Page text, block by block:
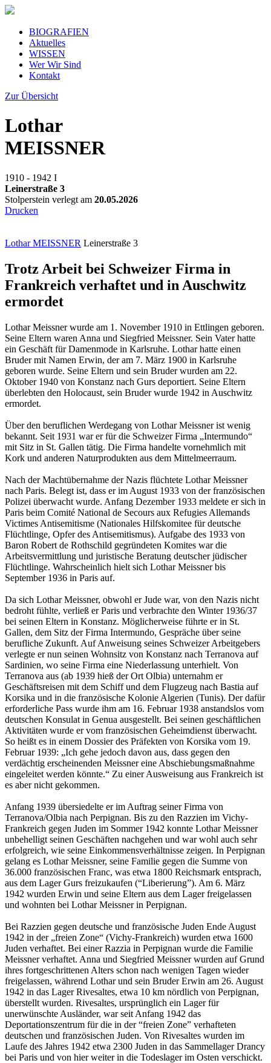
BIOGRAFIEN
Aktuelles
WISSEN
Wer Wir Sind
Kontakt
Zur Übersicht
Lothar
MEISSNER
1910 - 1942 I
Leinerstraße 3
Stolperstein verlegt am 20.05.2026
Drucken
Lothar MEISSNER Leinerstraße 3
Trotz Arbeit bei Schweizer Firma in
Frankreich verhaftet und in Auschwitz
ermordet
Lothar Meissner wurde am 1. November 1910 in Ettlingen geboren.
Seine Eltern waren Anna und Siegfried Meissner. Sein Vater hatte
ein Geschäft für Damenmode in Karlsruhe. Lothar hatte einen
Bruder mit Namen Erwin, der am 7. März 1900 in Karlsruhe
geboren wurde. Seine Eltern und sein Bruder wurden am 22.
Oktober 1940 von Konstanz nach Gurs deportiert. Seine Eltern
überlebten den Holocaust, sein Bruder wurde 1942 in Auschwitz
ermordet.
Über den beruflichen Werdegang von Lothar Meissner ist wenig
bekannt. Seit 1931 war er für die Schweizer Firma „Intermundo“
mit Sitz in St. Gallen tätig. Die Firma handelte vornehmlich mit
Kork und anderen Naturprodukten aus dem Mittelmeerraum.
Nach der Machtübernahme der Nazis flüchtete Lothar Meissner
nach Paris. Belegt ist, dass er im August 1933 von der französischen
Polizei überwacht wurde. Anfang Dezember 1933 meldete er sich in
Paris beim Comité National de Secours aux Refugies Allemands
Victimes Antisemitisme (Nationales Hilfskomitee für deutsche
Flüchtlinge, Opfer des Antisemitismus). Aufgabe des 1933 von
Baron Robert de Rothschild gegründeten Komites war die
Arbeitsvermittlung und juristische Beratung deutscher jüdischer
Flüchtlinge. Wahrscheinlich hielt sich Lothar Meissner bis
September 1936 in Paris auf.
Da sich Lothar Meissner, obwohl er Jude war, von den Nazis nicht
bedroht fühlte, verließ er Paris und verbrachte den Winter 1936/37
bei seinen Eltern in Konstanz. Möglicherweise führte er in St.
Gallen, dem Sitz der Firma Intermundo, Gespräche über seine
berufliche Zukunft. Auf Anweisung seines Schweizer Arbeitgebers
verlegte er nun seinen Wohnsitz von Konstanz nach Terranova auf
Sardinien, wo seine Firma eine Niederlassung unterhielt. Von
Terranova aus (ab 1939 hieß der Ort Olbia) unternahm er
Geschäftsreisen mit dem Schiff und dem Flugzeug nach Bastia auf
Korsika und in die französische Kolonie Algerien (Tunis). Der dafür
erforderliche Pass wurde ihm am 16. Februar 1938 anstandslos vom
deutschen Konsulat in Genua ausgestellt. Bei seinen geschäftlichen
Aktivitäten wurde er vom französischen Geheimdienst überwacht.
So heißt es in einem Dossier des Präfekten von Korsika vom 19.
Februar 1939: „Ich gehe jedoch davon aus, dass gegen den
verdächtig erscheinenden Meissner eine Abschiebungsmaßnahme
eingeleitet werden könnte.“ Zu einer Ausweisung aus Frankreich ist
es aber nicht gekommen.
Anfang 1939 übersiedelte er im Auftrag seiner Firma von
Terranova/Olbia nach Perpignan. Bis zu den Razzien im Vichy-
Frankreich gegen Juden im Sommer 1942 konnte Lothar Meissner
unbehelligt seinen Geschäften nachgehen und war wohl auch sehr
erfolgreich, wie seine Einkommensverhältnisse zeigen. In Perpignan
gelang es Lothar Meissner, seine Familie gegen die Summe von
36.000 französischen Franc, was etwa 1800 Reichsmark entsprach,
aus dem Lager Gurs freizukaufen (“Liberierung”). Am 6. März
1942 wurden Erwin und seine Eltern aus dem Lager freigelassen
und wohnten bei Lothar Meissner in Perpignan.
Bei Razzien gegen deutsche und französische Juden Ende August
1942 in der „freien Zone“ (Vichy-Frankreich) wurden etwa 1600
Juden verhaftet. Bei einer Razzia in Perpignan wurde die Familie
Meissner verhaftet. Anna und Siegfried Meissner wurden auf Grund
ihres fortgeschrittenen Alters schon nach wenigen Tagen wieder
freigelassen, während Lothar und sein Bruder Erwin am 26. August
1942 in das Lager Rivesaltes, etwa 10 km nördlich von Perpignan,
überstellt wurden. Rivesaltes, ursprünglich ein Lager für
unerwünschte Ausländer, war seit Anfang 1942 das
Deportationszentrum für die in der “freien Zone” verhafteten
deutschen und französischen Juden. Von Rivesaltes wurden im
Laufe des Jahres 1942 etwa 2300 Juden in das Sammellager Drancy
bei Paris und von hier weiter in die Todeslager im Osten verschickt.